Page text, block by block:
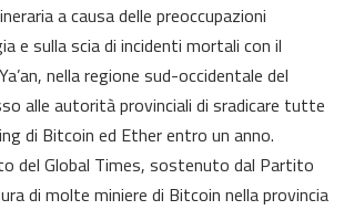
a causa delle preoccupazioni
e sulla scia di incidenti mortali con il
nella regione sud-occidentale del
alle autorità provinciali di sradicare tutte
di Bitcoin ed Ether entro un anno.
del Global Times, sostenuto dal Partito
di molte miniere di Bitcoin nella provincia